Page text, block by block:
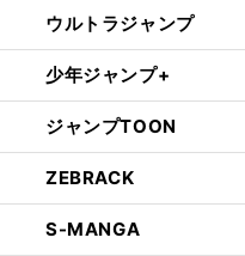
ウルトラジャンプ
少年ジャンプ+
ジャンプTOON
ZEBRACK
S-MANGA